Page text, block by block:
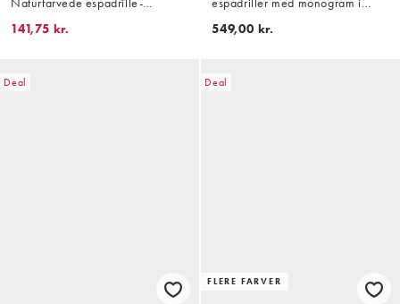
sandaler med sløjfe
141,75 kr.
jacquard
549,00 kr.
Deal Deal
FLERE FARVER